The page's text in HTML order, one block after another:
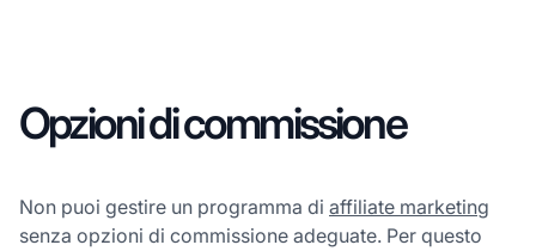
Opzioni di commissione
Non puoi gestire un programma di affiliate marketing
senza opzioni di commissione adeguate. Per questo